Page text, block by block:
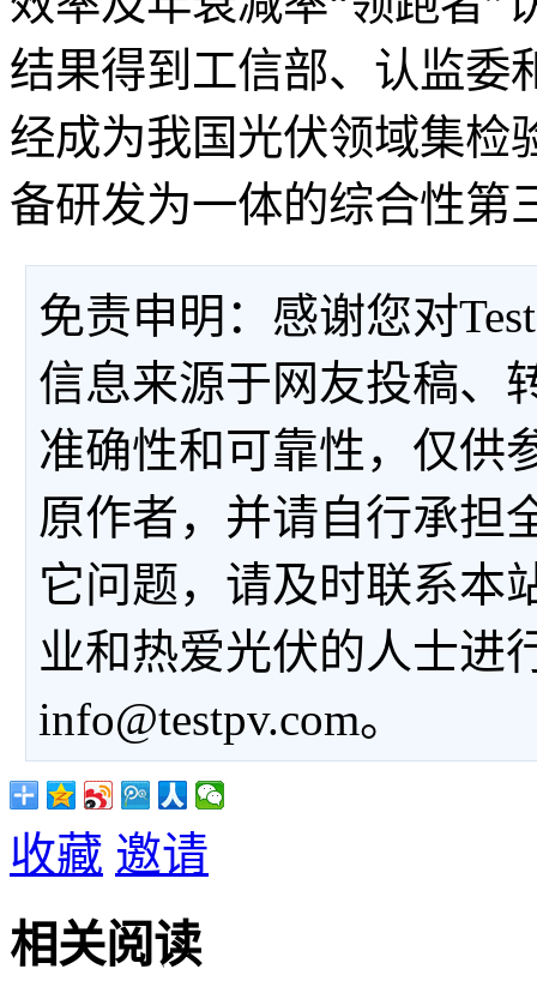
结果得到工信部、认监委
经成为我国光伏领域集检
备研发为一体的综合性第
免责申明：感谢您对
信息来源于网友投稿、
准确性和可靠性，仅供
原作者，并请自行承担
它问题，请及时联系本
业和热爱光伏的人士进
info@testpv.com。
收藏 邀请
相关阅读